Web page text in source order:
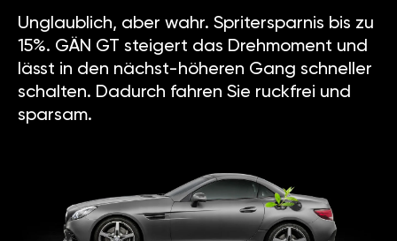
Unglaublich, aber wahr. Spritersparnis bis zu
15%. GÄN GT steigert das Drehmoment und
lässt in den nächst-höheren Gang schneller
schalten. Dadurch fahren Sie ruckfrei und
sparsam.